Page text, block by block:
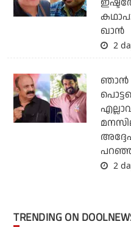
ഖാൻ
2
ഞാന്‍
2
TRENDING ON